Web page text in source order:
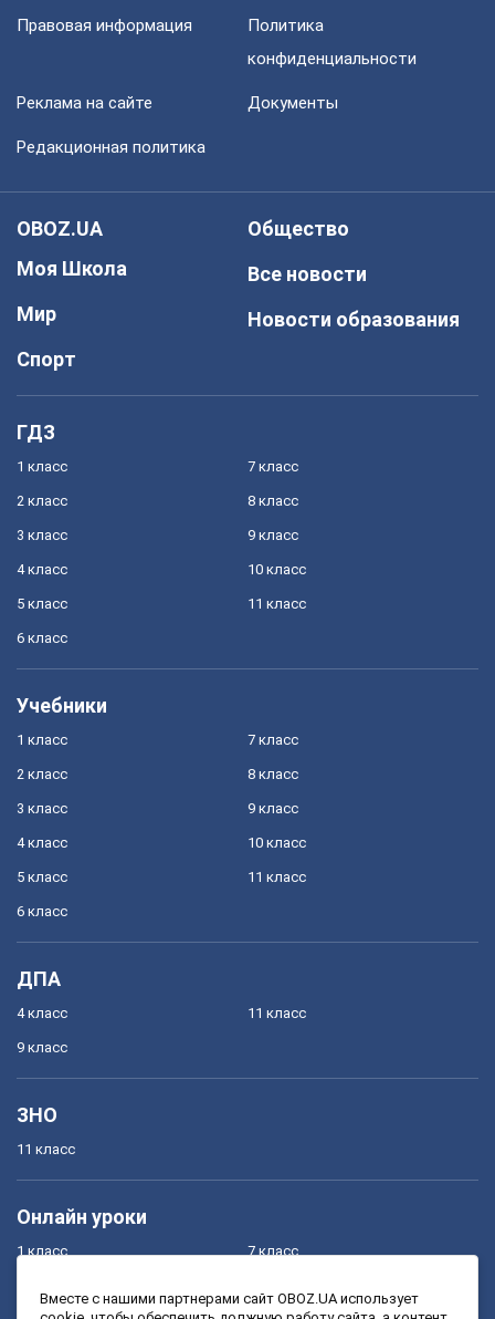
Правовая информация
Политика
конфиденциальности
Реклама на сайте Документы
Редакционная политика
OBOZ.UA
Моя Школа
Мир
Спорт
Общество
Все новости
Новости образования
ГДЗ
1 класс
2 класс
3 класс
4 класс
5 класс
6 класс
7 класс
8 класс
9 класс
10 класс
11 класс
Учебники
1 класс
2 класс
3 класс
4 класс
5 класс
6 класс
7 класс
8 класс
9 класс
10 класс
11 класс
ДПА
4 класс
9 класс
11 класс
ЗНО
11 класс
Онлайн уроки
1 класс 7 класс
Вместе с нашими партнерами сайт OBOZ.UA использует